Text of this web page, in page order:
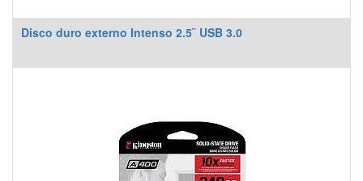
Disco duro externo Intenso 2.5¨ USB 3.0